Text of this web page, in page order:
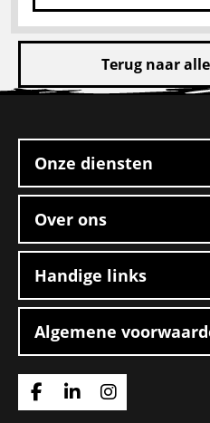
Lees
meer
CE
Terug naar
footer
Onze diensten
Over ons
Handige links
Algemene
Ga
Ga
Ga